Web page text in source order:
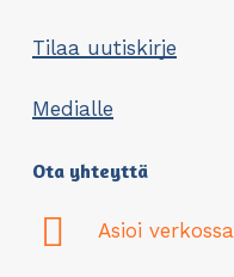
Tilaa uutiskirje
Medialle
Ota yhteyttä
Asioi verkossa